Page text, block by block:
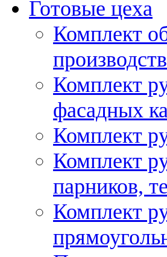
Готовые цеха
Комплект
Комплект
фасадных
Комплект
Комплект
парников,
Комплект